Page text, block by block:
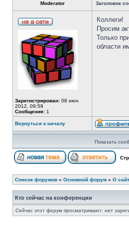
Moderator Заголовок
Зарегистрирован: 08 июн
2012, 09:59
Сообщения: 1
Коллеги!
Просим
Только
области
Вернуться к началу
Показать
Список форумов » Основной форум » О
Кто сейчас на конференции
Сейчас этот форум просматривают: нет